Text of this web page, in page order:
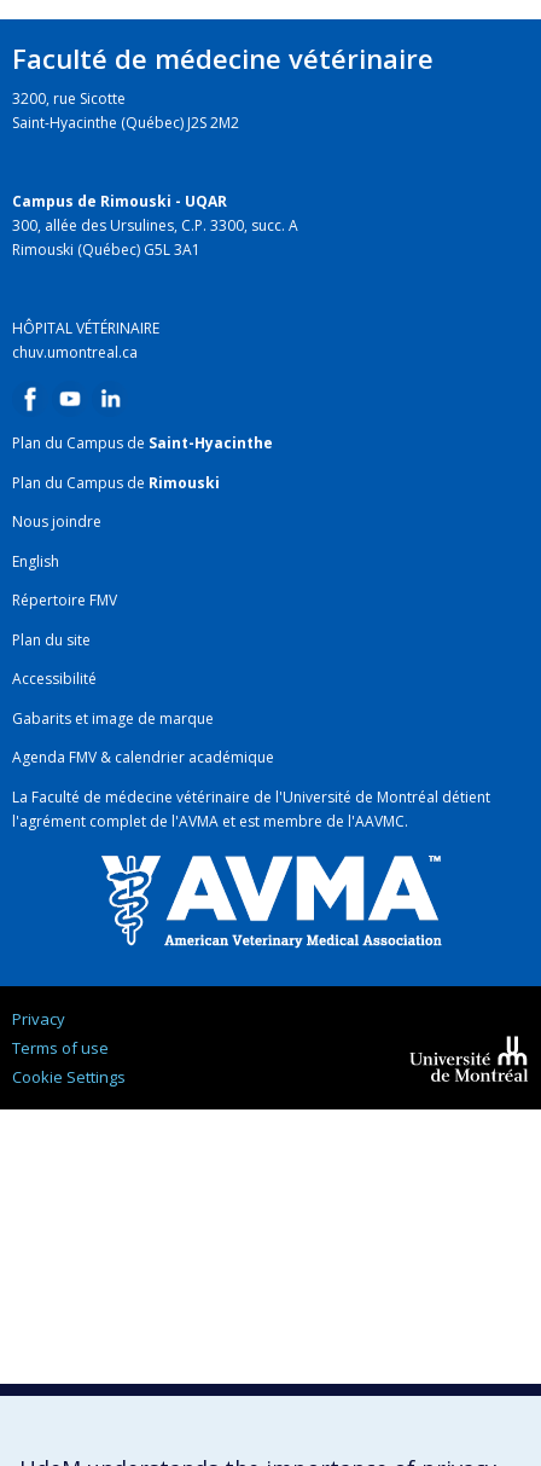
Faculté de médecine vétérinaire
3200, rue Sicotte
Saint-Hyacinthe (Québec) J2S 2M2
Campus de Rimouski - UQAR
300, allée des Ursulines, C.P. 3300, succ. A
Rimouski (Québec) G5L 3A1
HÔPITAL VÉTÉRINAIRE
chuv.umontreal.ca
Plan du Campus de Saint-Hyacinthe
Plan du Campus de Rimouski
Nous joindre
English
Répertoire FMV
Plan du site
Accessibilité
Gabarits et image de marque
Agenda FMV & calendrier académique
La Faculté de médecine vétérinaire de l'Université de Montréal détient
l'agrément complet de l'AVMA et est membre de l'AAVMC.
Privacy
Terms of use
Cookie Settings
Montréal